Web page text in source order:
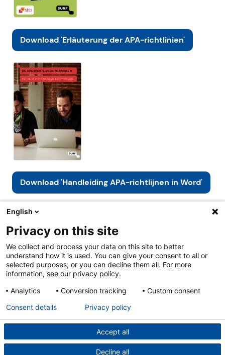
Download 'Erläuterung der APA-richtlinien'
Download 'Handleiding APA-richtlijnen in Word'
Over ons & contact
Cookies
Privacy
Disclaimer
English
Privacy on this site
We collect and process your data on this site to better
understand how it is used. You can give your consent to all or
selected purposes, or you can decline them all. For more
information, see our privacy policy.
Analytics
Conversion tracking Custom consent
Accept all
Decline all
Consent details Privacy policy